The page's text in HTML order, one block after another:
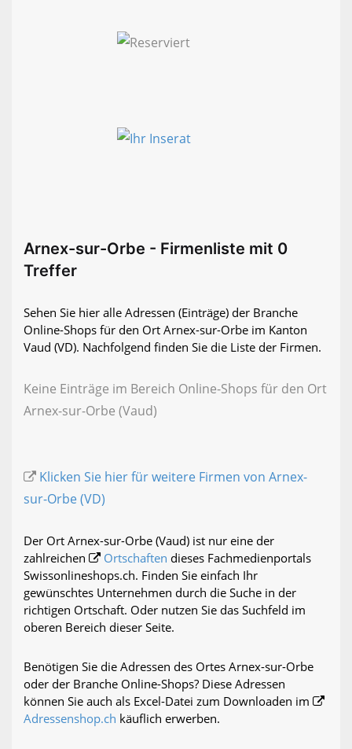
Arnex-sur-Orbe - Firmenliste mit 0
Treffer
Sehen Sie hier alle Adressen (Einträge) der Branche
Online-Shops für den Ort Arnex-sur-Orbe im Kanton
Vaud (VD). Nachfolgend finden Sie die Liste der Firmen.
Keine Einträge im Bereich Online-Shops für den Ort
Arnex-sur-Orbe (Vaud)
Klicken Sie hier für weitere Firmen von Arnex-
sur-Orbe (VD)
Der Ort Arnex-sur-Orbe (Vaud) ist nur eine der
zahlreichen
Ortschaften dieses Fachmedienportals
Swissonlineshops.ch. Finden Sie einfach Ihr
gewünschtes Unternehmen durch die Suche in der
richtigen Ortschaft. Oder nutzen Sie das Suchfeld im
oberen Bereich dieser Seite.
Benötigen Sie die Adressen des Ortes Arnex-sur-Orbe
oder der Branche Online-Shops? Diese Adressen
können Sie auch als Excel-Datei zum Downloaden im
Adressenshop.ch käuflich erwerben.